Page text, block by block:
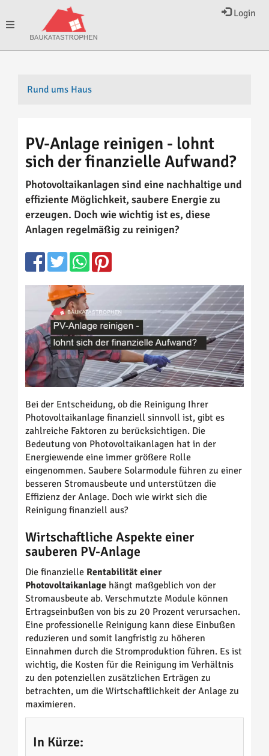
Login
Toggle
Rund ums Haus
PV-Anlage reinigen - lohnt
sich der finanzielle Aufwand?
Photovoltaikanlagen sind eine nachhaltige und
effiziente Möglichkeit, saubere Energie zu
erzeugen. Doch wie wichtig ist es, diese
Anlagen regelmäßig zu reinigen?
Bei der Entscheidung, ob die Reinigung Ihrer
Photovoltaikanlage finanziell sinnvoll ist, gibt es
zahlreiche Faktoren zu berücksichtigen. Die
Bedeutung von Photovoltaikanlagen hat in der
Energiewende eine immer größere Rolle
eingenommen. Saubere Solarmodule führen zu einer
besseren Stromausbeute und unterstützen die
Effizienz der Anlage. Doch wie wirkt sich die
Reinigung finanziell aus?
Wirtschaftliche Aspekte einer
sauberen PV-Anlage
Die finanzielle Rentabilität einer
Photovoltaikanlage hängt maßgeblich von der
Stromausbeute ab. Verschmutzte Module können
Ertragseinbußen von bis zu 20 Prozent verursachen.
Eine professionelle Reinigung kann diese Einbußen
reduzieren und somit langfristig zu höheren
Einnahmen durch die Stromproduktion führen. Es ist
wichtig, die Kosten für die Reinigung im Verhältnis
zu den potenziellen zusätzlichen Erträgen zu
betrachten, um die Wirtschaftlichkeit der Anlage zu
maximieren.
In Kürze: